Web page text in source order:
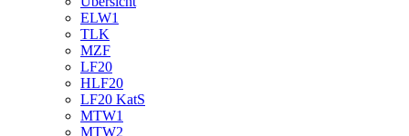
ELW1
TLK
MZF
LF20
HLF20
LF20 KatS
MTW1
MTW2